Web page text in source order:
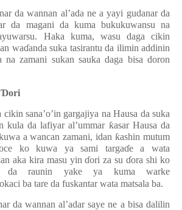
da wannan al’ada ne a yayi gudanar da
da magani da kuma bukukuwansu na
Haka kuma, wasu daga cikin
waɗanda suka tasirantu da ilimin addinin
na zamani sukan sauka daga bisa doron
Ɗori
cikin sana’o’in gargajiya na Hausa da suka
kula da lafiyar al’ummar ƙasar Hausa da
a wancan zamani, idan ƙashin mutum
ko kuwa ya sami targaɗe a wata
aka kira masu yinɗori za suɗora shi ko
da raunin yake ya kuma warke
ba tare da fuskantar wata matsala ba.
da wannan al’adar saye ne a bisa dalilin